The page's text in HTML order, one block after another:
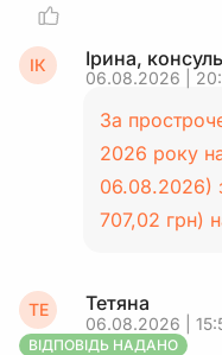
ІК Ірина,
06.08.2026 |
За
2026 року
06.08.2026)
707,02 грн)
ТЕ Тетяна
06.08.2026 |
ВІДПОВІДЬ НАДАНО